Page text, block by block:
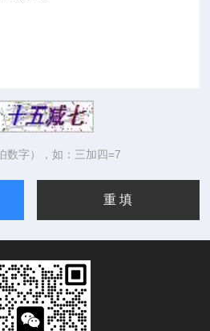
数字），如：三加四=7